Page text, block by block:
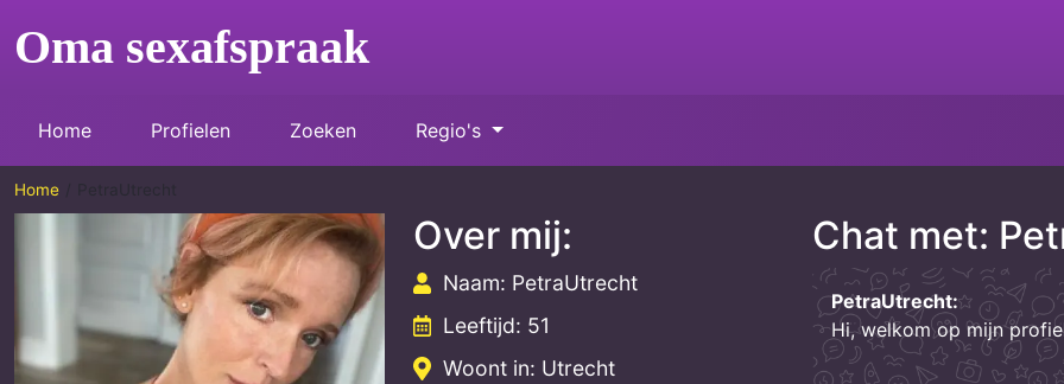
Oma sexafspraak
Home Profielen Zoeken Regio's
Home
Over mij:
Naam: PetraUtrecht
Leeftijd: 51
Woont in: Utrecht
Chat met:
PetraUtrecht:
Hi, welkom op mijn